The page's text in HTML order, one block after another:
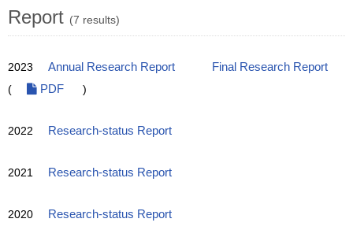
Report (7 results)
2023 Annual Research Report
Final Research Report
(
PDF )
2022 Research-status Report
2021 Research-status Report
2020 Research-status Report